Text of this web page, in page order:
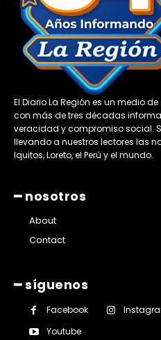
El Diario La Región es un medio
con más de tres décadas
veracidad y compromiso social.
llevando a nuestros lectores las
Iquitos, Loreto, el Perú y el mundo.
━ nosotros
About
Contact
━ síguenos
Facebook
Youtube